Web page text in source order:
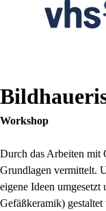
Workshop
Durch das Arbeiten mit
Grundlagen vermittelt.
eigene Ideen
Gefäßkeramik)